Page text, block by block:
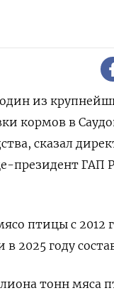
из
кормов в
сказал
президент ГАП
птицы ​с 2012
2025 году
тонн мяса